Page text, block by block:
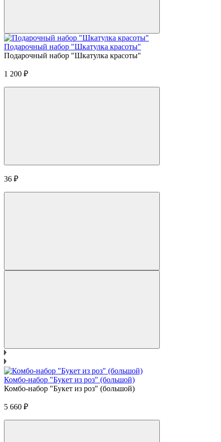
Подарочный набор "Шкатулка красоты"
Подарочный набор "Шкатулка красоты"
1 200 ₽
36 ₽
Комбо-набор "Букет из роз" (большой)
Комбо-набор "Букет из роз" (большой)
5 660 ₽